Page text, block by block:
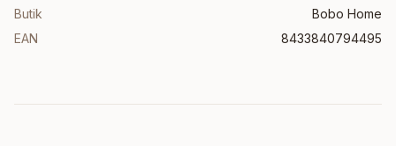
Butik
Bobo Home
EAN
8433840794495